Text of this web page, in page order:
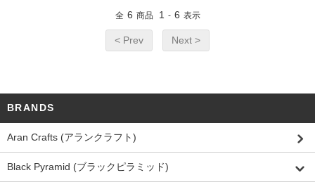
全 6 商品 1 - 6 表示
< Prev Next >
BRANDS
Aran Crafts (アランクラフト)
Black Pyramid (ブラックピラミッド)